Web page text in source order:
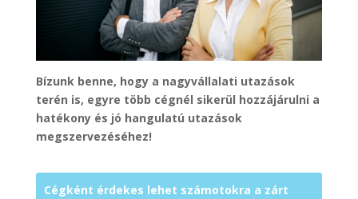
Bízunk benne, hogy a nagyvállalati utazások
terén is, egyre több cégnél sikerül hozzájárulni a
hatékony és jó hangulatú utazások
megszervezéséhez!
Cégként érdekes lehet számotokra a zárt